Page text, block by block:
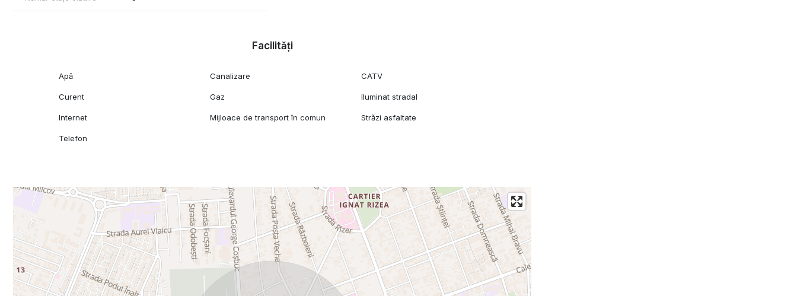
Facilități
Apă Canalizare CATV
Curent Gaz Iluminat stradal
Internet Mijloace de transport în comun Străzi asfaltate
Telefon